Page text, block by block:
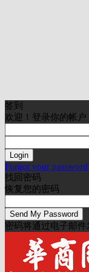
签到
欢迎！登录你的帐户
Forgot your
找回密码
恢复您的密码
密码将通过电子邮件